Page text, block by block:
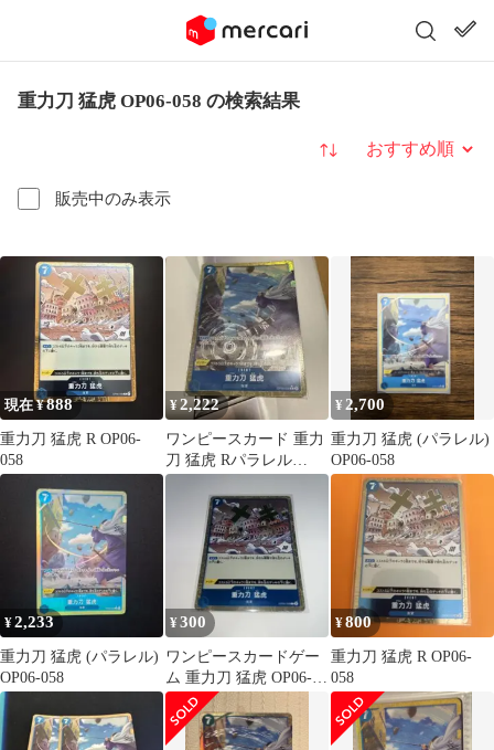
重力刀 猛虎 OP06-058 の検索結果
販売中のみ表示
並び替え
現在 ¥888
重力刀 猛虎 R OP06-
058
¥2,222
ワンピースカード 重力
刀 猛虎 Rパラレル
OP06-058
¥ 2,700
重力刀 猛虎 (パラレル)
OP06-058
¥2,233
重力刀 猛虎 (パラレル)
OP06-058
¥300
ワンピースカードゲー
ム 重力刀 猛虎 OP06-
058
¥800
重力刀 猛虎 R OP06-
058